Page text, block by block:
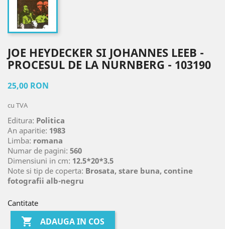
JOE HEYDECKER SI JOHANNES LEEB -
PROCESUL DE LA NURNBERG - 103190
25,00 RON
cu TVA
Editura: Politica
An aparitie: 1983
Limba: romana
Numar de pagini: 560
Dimensiuni in cm: 12.5*20*3.5
Note si tip de coperta: Brosata, stare buna, contine
fotografii alb-negru
Cantitate
 ADAUGA IN COS